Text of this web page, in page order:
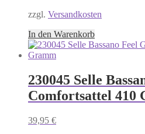
zzgl. Versandkosten
In den Warenkorb
230045 Selle
Comfortsattel 410
39,95 €